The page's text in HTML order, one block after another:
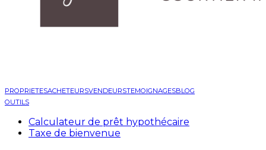
PROPRIETESACHETEURSVENDEURSTEMOIGNAGESBLOG
OUTILS
Calculateur de prêt hypothécaire
Taxe de bienvenue